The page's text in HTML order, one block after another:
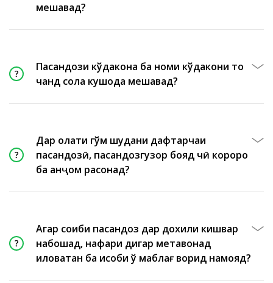
мешавад?
Пасандози кўдакона ба номи кўдакони то
чанд сола кушода мешавад?
Дар ҳолати гўм шудани дафтарчаи
пасандозӣ, пасандозгузор бояд чӣ корҳоро
ба анҷом расонад?
Агар соҳиби пасандоз дар дохили кишвар
набошад, нафари дигар метавонад
иловатан ба ҳисоби ў маблағ ворид намояд?